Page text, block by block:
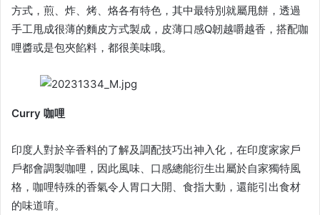
方式，煎、炸、烤、烙各有特色，其中最特別就屬甩餅，透過
手工甩成很薄的麵皮方式製成，皮薄口感Q韌越嚼越香，搭配咖
哩醬或是包夾餡料，都很美味哦。
Curry 咖哩
印度人對於辛香料的了解及調配技巧出神入化，在印度家家戶
戶都會調製咖哩，因此風味、口感總能衍生出屬於自家獨特風
格，咖哩特殊的香氣令人胃口大開、食指大動，還能引出食材
的味道唷。